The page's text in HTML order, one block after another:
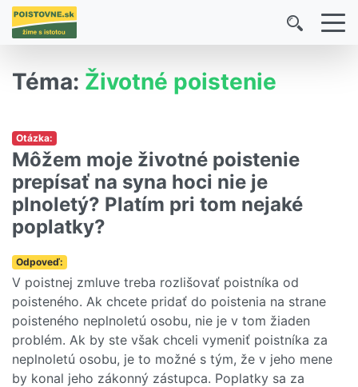
Téma: Životné poistenie
Otázka:
Môžem moje životné poistenie
prepísať na syna hoci nie je
plnoletý? Platím pri tom nejaké
poplatky?
Odpoveď:
V poistnej zmluve treba rozlišovať poistníka od
poisteného. Ak chcete pridať do poistenia na strane
poisteného neplnoletú osobu, nie je v tom žiaden
problém. Ak by ste však chceli vymeniť poistníka za
neplnoletú osobu, je to možné s tým, že v jeho mene
by konal jeho zákonný zástupca. Poplatky sa za